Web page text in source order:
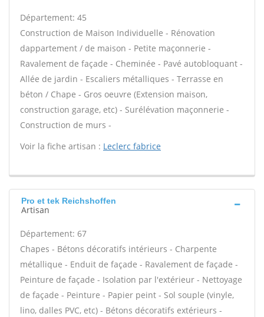
Département: 45
Construction de Maison Individuelle - Rénovation
dappartement / de maison - Petite maçonnerie -
Ravalement de façade - Cheminée - Pavé autobloquant -
Allée de jardin - Escaliers métalliques - Terrasse en
béton / Chape - Gros oeuvre (Extension maison,
construction garage, etc) - Surélévation maçonnerie -
Construction de murs -
Voir la fiche artisan : Leclerc fabrice
Pro et tek Reichshoffen
Artisan
Département: 67
Chapes - Bétons décoratifs intérieurs - Charpente
métallique - Enduit de façade - Ravalement de façade -
Peinture de façade - Isolation par l'extérieur - Nettoyage
de façade - Peinture - Papier peint - Sol souple (vinyle,
lino, dalles PVC, etc) - Bétons décoratifs extérieurs -